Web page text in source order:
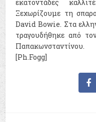
εκατοντάδες
Ξεχωρίζουμε τη
David Bowie. Στα
τραγουδήθηκε από
Παπακωνσταντίνου.
[Ph.Fogg]